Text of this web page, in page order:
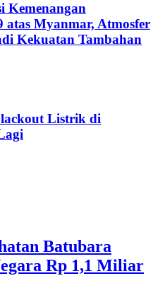
Kemenangan
Myanmar, Atmosfer
Kekuatan Tambahan
Listrik di
Batubara
Rp 1,1 Miliar